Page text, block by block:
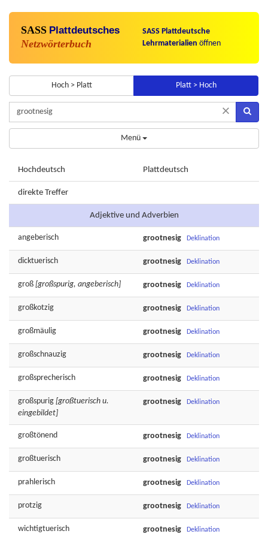
SASS Plattdeutsches
Netzwörterbuch
SASS Plattdeutsche
Lehrmaterialien öffnen
Hoch > Platt Platt > Hoch
×
Menü
Hochdeutsch Plattdeutsch
direkte Treffer
Adjektive und Adverbien
angeberisch grootnesig Deklination
dicktuerisch grootnesig Deklination
groß [großspurig, angeberisch] grootnesig Deklination
großkotzig grootnesig Deklination
großmäulig grootnesig Deklination
großschnauzig grootnesig Deklination
großsprecherisch grootnesig Deklination
großspurig [großtuerisch u.
eingebildet]
grootnesig Deklination
großtönend grootnesig Deklination
großtuerisch grootnesig Deklination
prahlerisch grootnesig Deklination
protzig grootnesig Deklination
wichtigtuerisch grootnesig Deklination